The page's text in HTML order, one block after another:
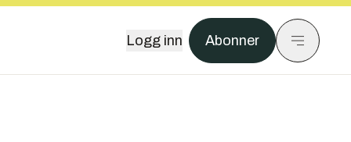
Logg inn Abonner